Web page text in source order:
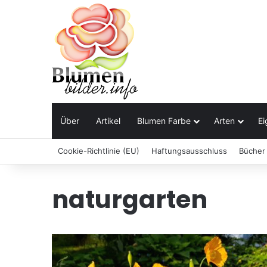
Über Artikel Blumen Farbe Arten
Cookie-Richtlinie (EU) Haftungsausschluss
naturgarten